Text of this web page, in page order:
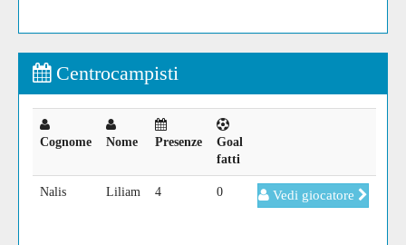
Centrocampisti
Cognome Nome Presenze
Goal
fatti
Nalis Liliam 4 0 Vedi giocatore